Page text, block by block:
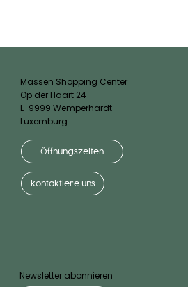
Newsletter abonnieren
Massen Shopping Center
Op der Haart 24
L-9999 Wemperhardt
Luxemburg
Öffnungszeiten
kontaktiere uns